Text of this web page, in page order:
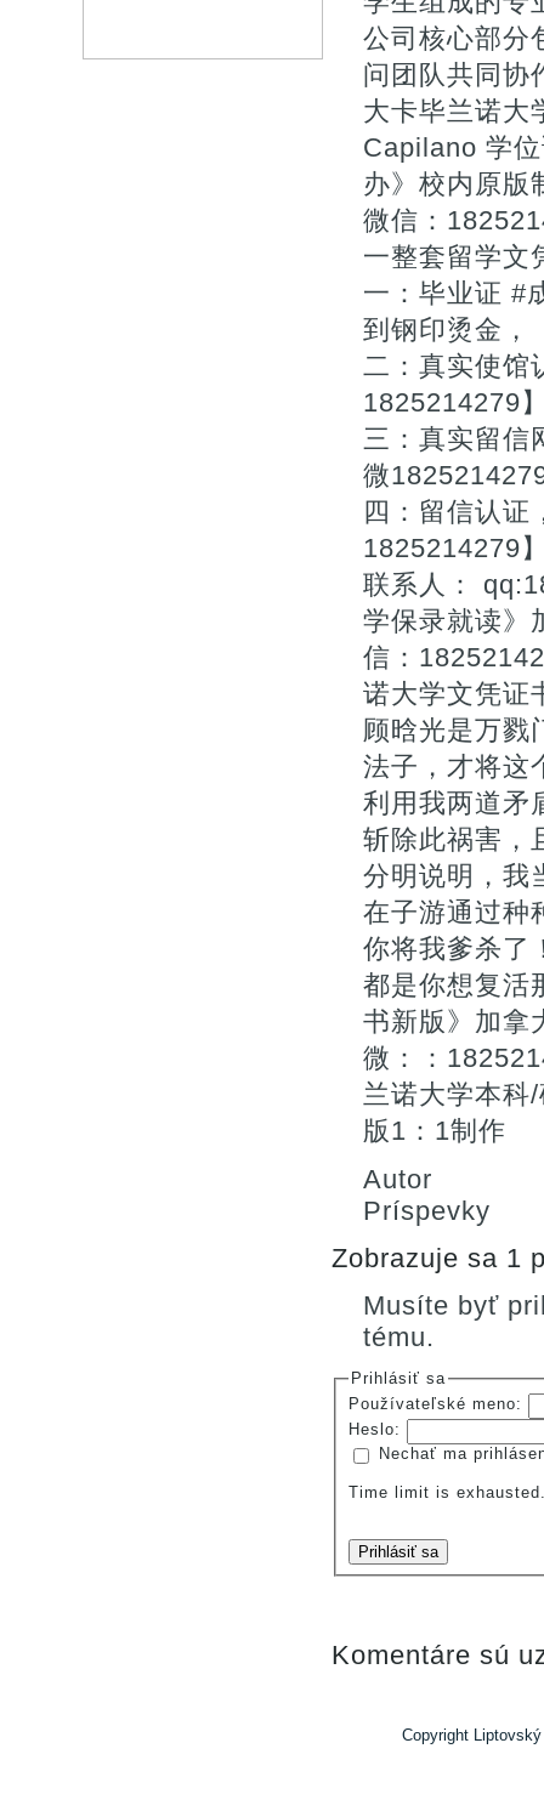
公司核心部分
问团队共同协
大卡毕兰诺大
Capilano 学
办》校内原
微信：
一整套留学文
一：毕业证 #
到钢印烫金，
二：真实使馆
1825214279
三：真实留信
微
四：留信认证
1825214279
联系人：
学保录就读》
信：
诺大学文凭证
顾晗光是万戮
法子，才将这
利用我两道矛
斩除此祸害，
分明说明，我
在子游通过种
你将我爹杀了
都是你想复活
书新版》加拿
微：：
兰诺大学本科
版1：1制作
Autor
Príspevky
Zobrazuje sa 1
Musíte byť
tému.
Prihlásiť sa
Používateľské meno:
Heslo:
Nechať ma
Time limit is
Prihlásiť sa
Komentáre sú
Copyright